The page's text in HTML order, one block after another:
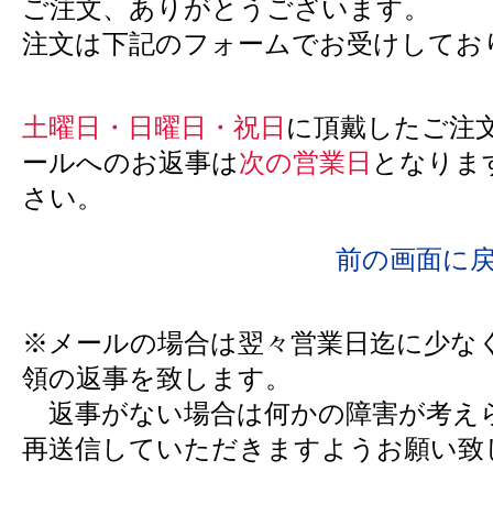
ご注文、ありがとうございます。
注文は下記のフォームでお受けしてお
土曜日・日曜日・祝日 に頂戴したご注
ールへのお返事は次の営業日 となりま
さい。
前の画面に
※メールの場合は翌々営業日迄に少な
領の返事を致します。
返事がない場合は何かの障害が考え
再送信していただきますようお願い致